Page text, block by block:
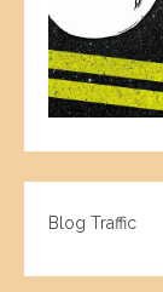
Blog Traffic